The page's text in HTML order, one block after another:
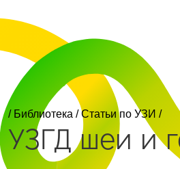
/ Библиотека /Статьи по УЗИ /
УЗГД шеи и